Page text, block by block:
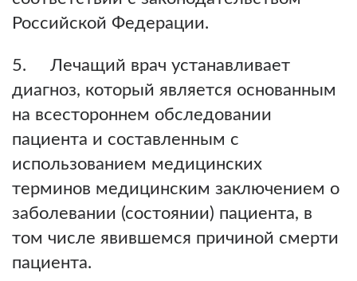
Российской Федерации.
5. Лечащий врач устанавливает
диагноз, который является основанным
на всестороннем обследовании
пациента и составленным с
использованием медицинских
терминов медицинским заключением о
заболевании (состоянии) пациента, в
том числе явившемся причиной смерти
пациента.